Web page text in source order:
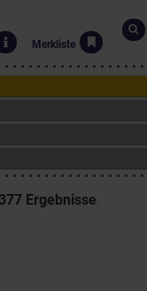
Merkliste
Ergebnisse.